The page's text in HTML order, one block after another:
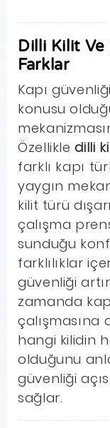
Dilli Kilit Ve
Farklar
Kapı
konusu
Özellikledilli
farklı kapı
yaygın
kilit türü
çalışma
sunduğu
farklılıklar
güvenliği
zamanda
çalışmasına
hangi kilidin
olduğunu
güvenliği
sağlar.